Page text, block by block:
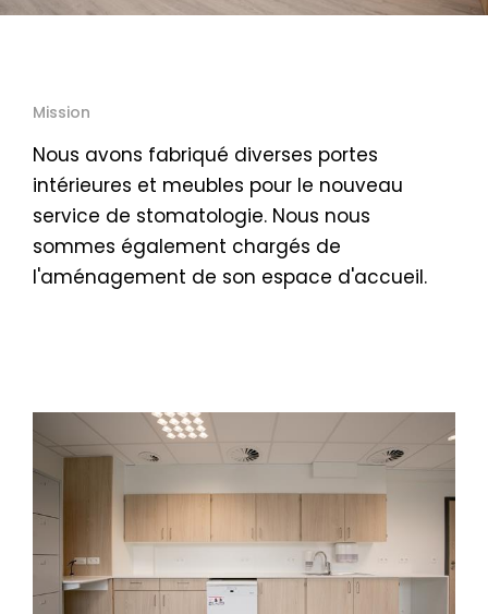
Mission
Nous avons fabriqué diverses portes
intérieures et meubles pour le nouveau
service de stomatologie. Nous nous
sommes également chargés de
l'aménagement de son espace d'accueil.